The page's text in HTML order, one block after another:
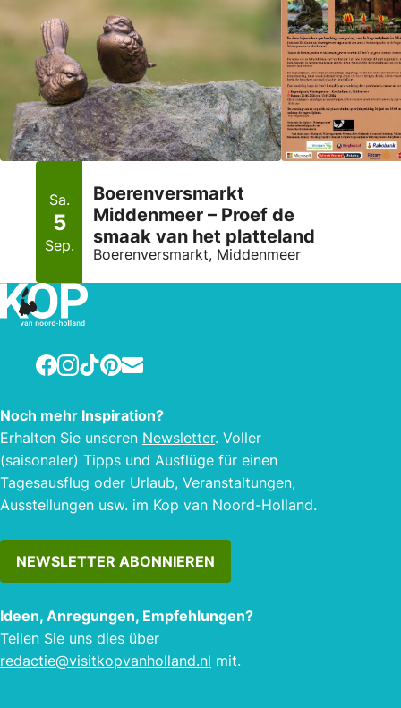
Sa.
5
Sep.
Boerenversmarkt
Middenmeer – Proef de
smaak van het platteland
Boerenversmarkt, Middenmeer
Facebook
Instagram
TikTokPinterest
E-mail
Noch mehr Inspiration?
Erhalten Sie unseren Newsletter. Voller
(saisonaler) Tipps und Ausflüge für einen
Tagesausflug oder Urlaub, Veranstaltungen,
Ausstellungen usw. im Kop van Noord-Holland.
NEWSLETTER ABONNIEREN
Ideen, Anregungen, Empfehlungen?
Teilen Sie uns dies über
redactie@visitkopvanholland.nl mit.